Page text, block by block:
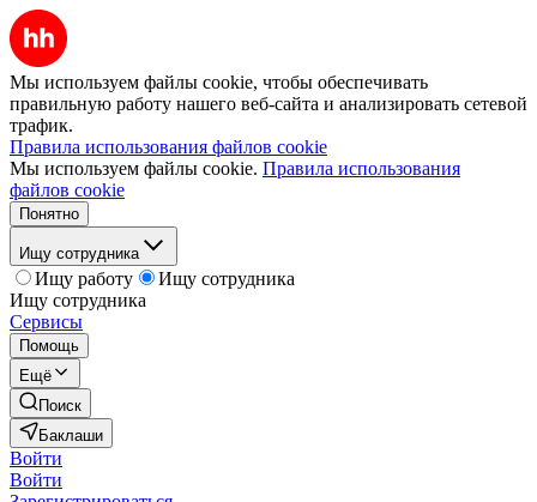
Мы используем файлы cookie, чтобы обеспечивать
правильную работу нашего веб-сайта и анализировать сетевой
трафик.
Правила использования файлов cookie
Мы используем файлы cookie. Правила использования
файлов cookie
Понятно
Ищу сотрудника
Ищу работу
Ищу сотрудника
Ищу сотрудника
Сервисы
Помощь
Ещё
Поиск
Баклаши
Войти
Войти